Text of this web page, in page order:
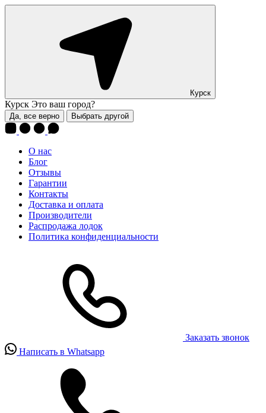
Курск
Курск Это ваш город?
Да, все верно Выбрать другой
О нас
Блог
Отзывы
Гарантии
Контакты
Доставка и оплата
Производители
Распродажа лодок
Политика конфиденциальности
Заказать звонок
Написать в Whatsapp